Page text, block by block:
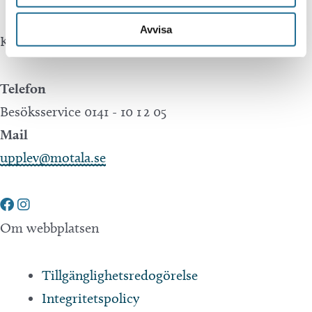
Avvisa
Kontakta oss
Telefon
Besöksservice 0141 - 10 1 2 05
Mail
upplev@motala.se
Om webbplatsen
Tillgänglighetsredogörelse
Integritetspolicy